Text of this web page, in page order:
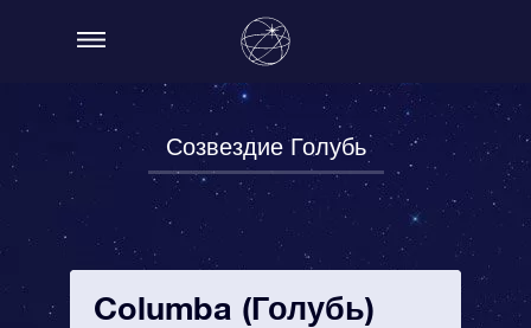
Созвездие Голубь
Columba (Голубь)